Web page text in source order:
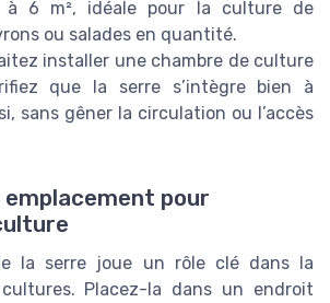
6 m², idéale pour la culture de
ou salades en quantité.
installer une chambre de culture
que la serre s’intègre bien à
sans gêner la circulation ou l’accès
emplacement pour
la serre joue un rôle clé dans la
Placez-la dans un endroit